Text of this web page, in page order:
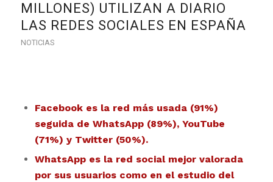
MILLONES) UTILIZAN A DIARIO
LAS REDES SOCIALES EN ESPAÑA
NOTICIAS
Facebook es la red más usada (91%)
seguida de WhatsApp (89%), YouTube
(71%) y Twitter (50%).
WhatsApp es la red social mejor valorada
por sus usuarios como en el estudio del